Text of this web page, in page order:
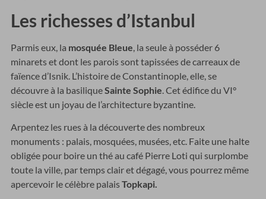
Les richesses d’Istanbul
Parmis eux, la mosquée Bleue , la seule à posséder 6
minarets et dont les parois sont tapissées de carreaux de
faïence d’Isnik. L’histoire de Constantinople, elle, se
découvre à la basilique Sainte Sophie . Cet édifice du VI°
siècle est un joyau de l’architecture byzantine.
Arpentez les rues à la découverte des nombreux
monuments : palais, mosquées, musées, etc. Faite une halte
obligée pour boire un thé au café Pierre Loti qui surplombe
toute la ville, par temps clair et dégagé, vous pourrez même
apercevoir le célèbre palaisTopkapi.